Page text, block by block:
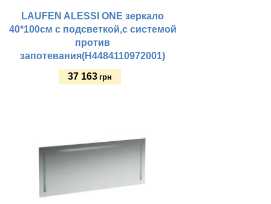
LAUFEN ALESSI ONE зеркало
40*100см с подсветкой,с системой
против
запотевания(H4484110972001)
37 163 грн